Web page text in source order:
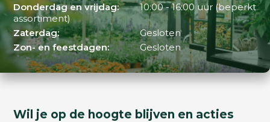
Donderdag en vrijdag:
10:00 - 16:00 uur (beperkt
assortiment)
Zaterdag:
Gesloten
Zon- en feestdagen:
Gesloten
Wil je op de hoogte blijven en acties